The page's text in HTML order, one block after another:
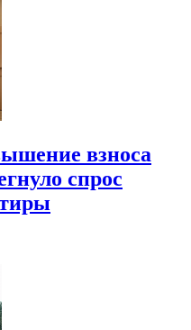
взноса
спрос